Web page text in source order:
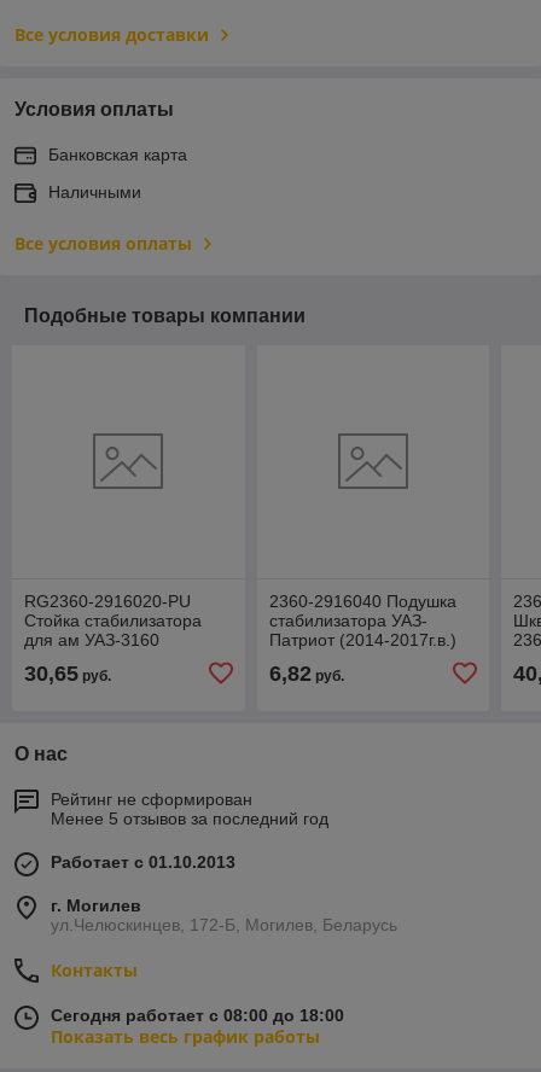
Все условия доставки
Условия оплаты
Банковская карта
Наличными
Все условия оплаты
Подобные товары компании
RG2360-2916020-PU
Стойка стабилизатора
для ам УАЗ-3160
Patriot,Picup,2360 Cargo
заднего в сборе (пол
30,65 руб.
2360-2916040 Подушка
стабилизатора УАЗ-
Патриот (2014-2017г.в.)
6,82руб.
О нас
Рейтинг не сформирован
Менее 5 отзывов за последний год
Работает с 01.10.2013
г. Могилев
ул.Челюскинцев, 172-Б, Могилев, Беларусь
Контакты
Сегодня работает с 08:00 до 18:00
Показать весь график работы